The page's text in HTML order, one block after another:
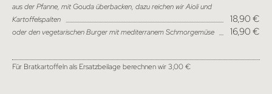
aus der Pfanne, mit Gouda überbacken, dazu reichen wir Aioli und
Kartoffelspalten
18,90 €
oder den vegetarischen Burger mit mediterranem Schmorgemüse 16,90 €
Für Bratkartoffeln als Ersatzbeilage berechnen wir 3,00 €